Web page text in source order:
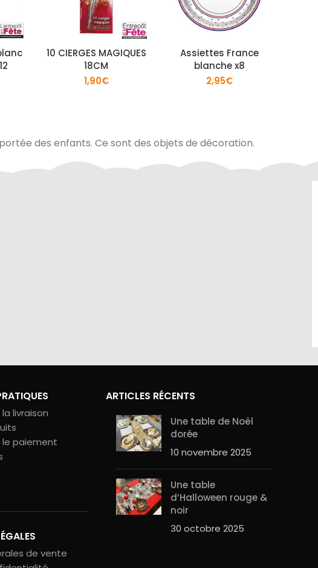
10 CIERGES MAGIQUES
18CM
1,90€
Assiettes France
blanche x8
2,95€
des enfants. Ce sont des objets de décoration.
livraison
le paiement
de vente
ARTICLES RÉCENTS
Une table de Noël
dorée
10 novembre 2025
Une table
d’Halloween rouge &
noir
30 octobre 2025